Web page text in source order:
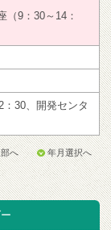
（9：30～14：
30、開発センタ
へ 年月選択へ